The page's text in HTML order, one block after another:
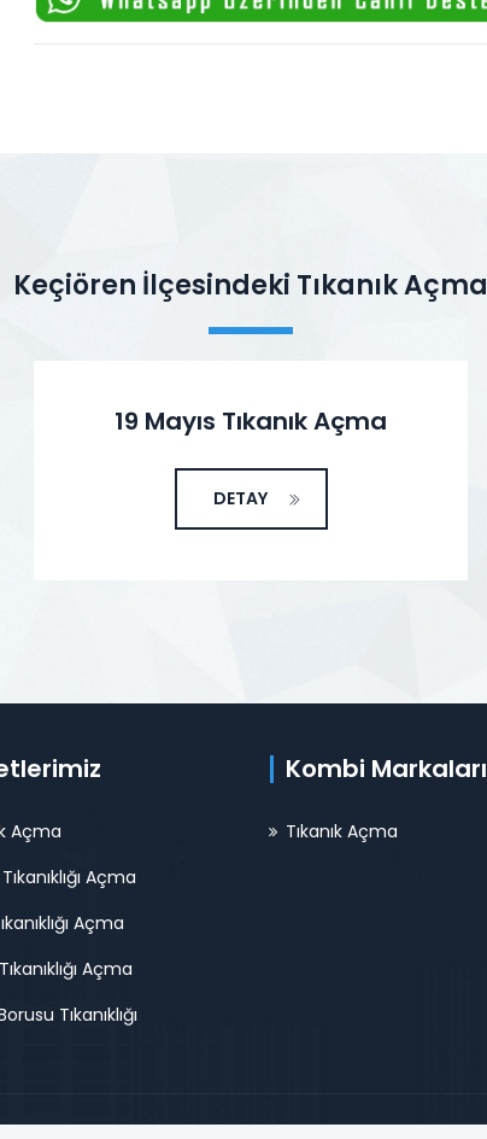
Keçiören İlçesindeki Tıkanık Açma
19 Mayıs Tıkanık Açma
DETAY
Açma
Açma
Açma
Açma
Tıkanıklığı
Kombi Markaları
Tıkanık Açma